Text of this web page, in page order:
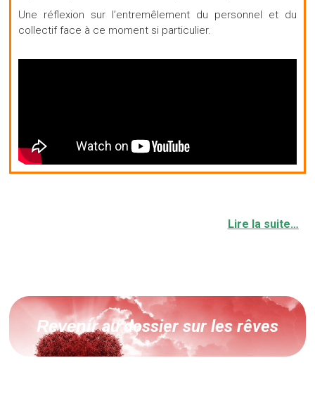
Une réflexion sur l’entremêlement du personnel et du
collectif face à ce moment si particulier.
Lire la suite…
Revenirau dossier sur les rêves